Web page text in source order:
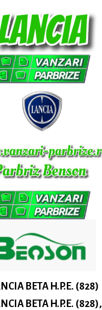
BETA H.P.E. (828)
BETA H.P.E. (828),